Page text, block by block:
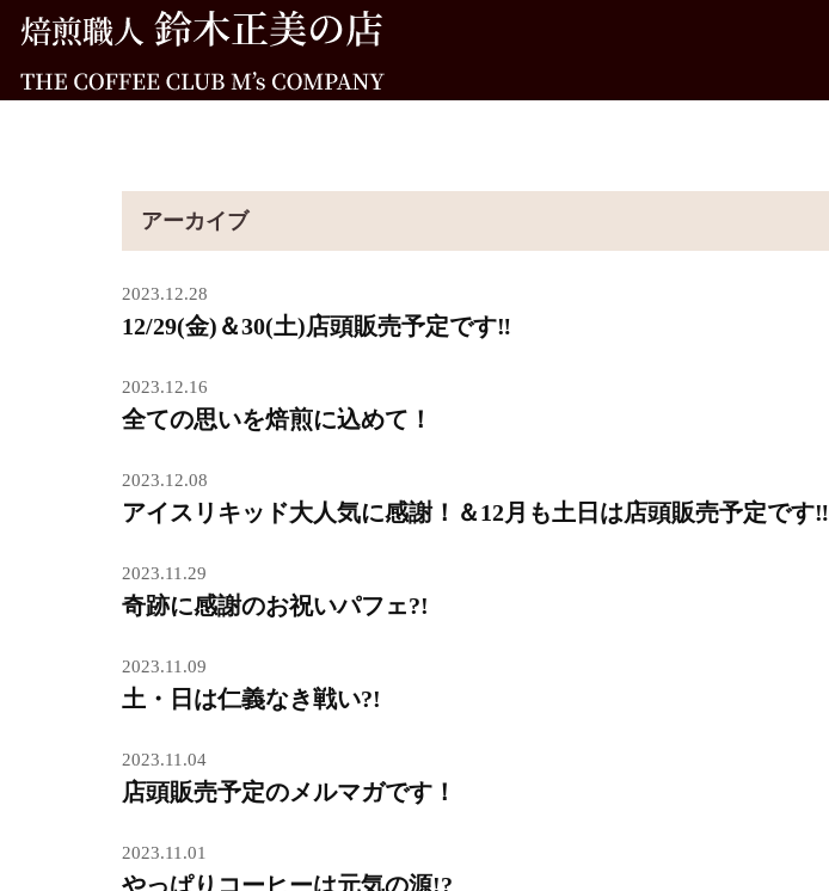
アーカイブ
2023.12.28
12/29(金)＆30(土)店頭販売予定です‼
2023.12.16
全ての思いを焙煎に込めて！
2023.12.08
アイスリキッド大人気に感謝！＆12月も土日は店頭販売予定です‼
2023.11.29
奇跡に感謝のお祝いパフェ?!
2023.11.09
土・日は仁義なき戦い?!
2023.11.04
店頭販売予定のメルマガです！
2023.11.01
やっぱりコーヒーは元気の源!?